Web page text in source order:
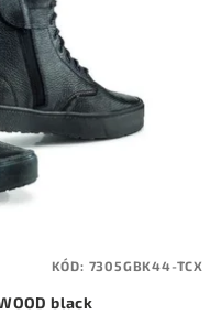
TCX topánky DARTWOOD black
KÓD: 7305GBK44-TCX